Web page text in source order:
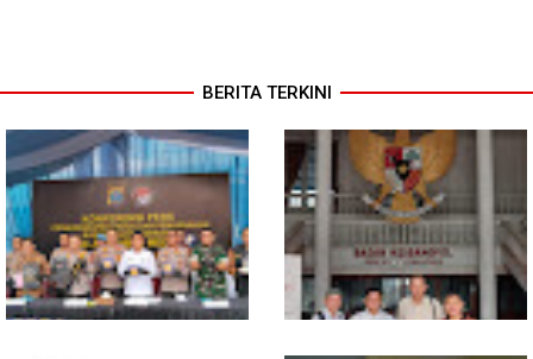
BERITA TERKINI